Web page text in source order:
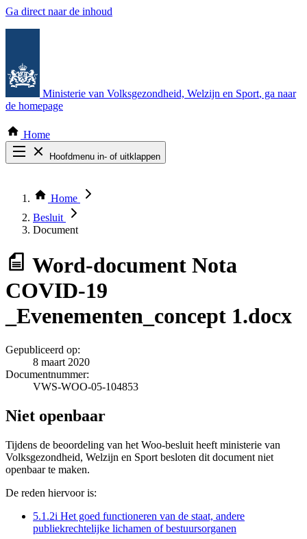
Ga direct naar de inhoud
Ministerie van Volksgezondheid, Welzijn en Sport, ga naar
de homepage
Home
Hoofdmenu in- of uitklappen
Thema COVID-19
Bekijk per bestuursorgaan
Home
Besluit
Document
Word-document Nota
COVID-19
_Evenementen_concept 1.docx
Gepubliceerd op:
8 maart 2020
Documentnummer:
VWS-WOO-05-104853
Niet openbaar
Tijdens de beoordeling van het Woo-besluit heeft ministerie van
Volksgezondheid, Welzijn en Sport besloten dit document niet
openbaar te maken.
De reden hiervoor is:
5.1.2i Het goed functioneren van de staat, andere
publiekrechtelijke lichamen of bestuursorganen